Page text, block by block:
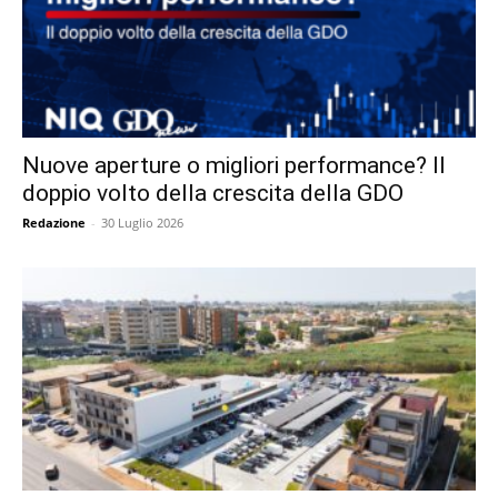
Nuove aperture o migliori performance? Il
doppio volto della crescita della GDO
Redazione - 30 Luglio 2026